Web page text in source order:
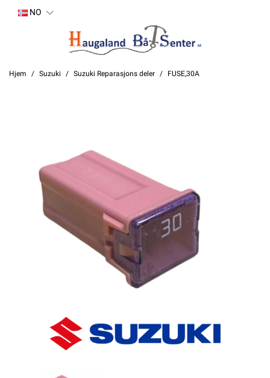
NO
Hjem Suzuki Suzuki Reparasjons deler FUSE,30A